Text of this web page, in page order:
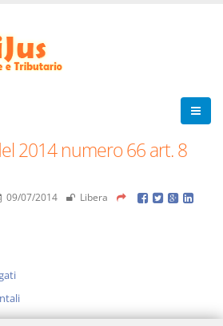
2014 numero 66 art. 8
09/07/2014 Libera